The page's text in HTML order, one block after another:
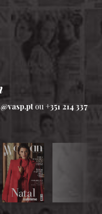
ou +351 214 337